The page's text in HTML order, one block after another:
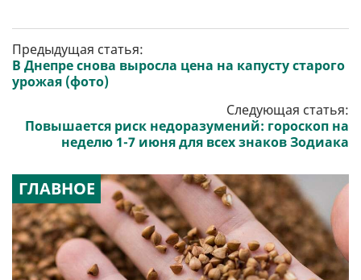
Предыдущая статья:
В Днепре снова выросла цена на капусту старого
урожая (фото)
Следующая статья:
Повышается риск недоразумений: гороскоп на
неделю 1-7 июня для всех знаков Зодиака
ГЛАВНОЕ